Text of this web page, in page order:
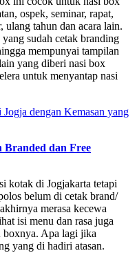
ospek, seminar, rapat,
ulang tahun dan acara lain.
sudah cetak branding
mempunyai tampilan
yang diberi nasi box
untuk menyantap nasi
Branded dan Free
kotak di Jogjakarta tetapi
belum di cetak brand/
merasa kecewa
isi menu dan rasa juga
boxnya. Apa lagi jika
yang di hadiri atasan.